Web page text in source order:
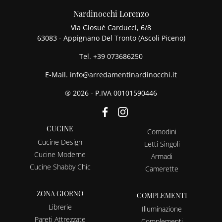
Nardinocchi Lorenzo
Via Giosuè Carducci, 6/8
63083 - Appignano Del Tronto (Ascoli Piceno)
Tel. +39 073686250
E-Mail. info@arredamentinardinocchi.it
® 2026 - P.IVA 00101590446
CUCINE
Cucine Design
Cucine Moderne
Cucine Shabby Chic
ZONA GIORNO
Librerie
Pareti Attrezzate
Comodini
Letti Singoli
Armadi
Camerette
COMPLEMENTI
Illuminazione